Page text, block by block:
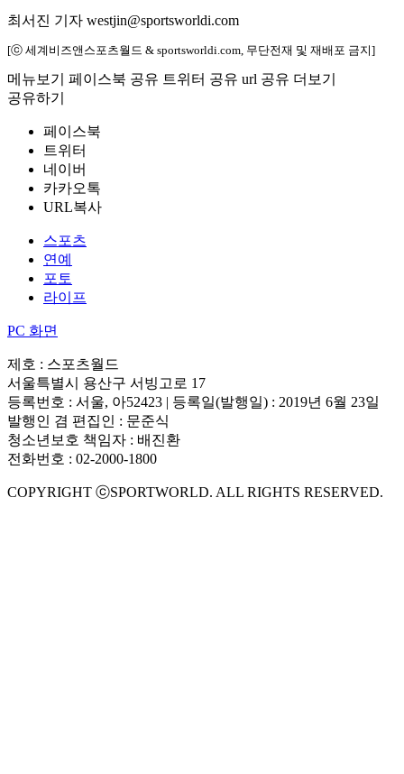
최서진 기자 westjin@sportsworldi.com
[ⓒ 세계비즈앤스포츠월드 & sportsworldi.com, 무단전재 및 재배포 금지]
메뉴보기 페이스북 공유 트위터 공유 url 공유 더보기
공유하기
페이스북
트위터
네이버
카카오톡
URL복사
스포츠
연예
포토
라이프
PC 화면
제호 : 스포츠월드
서울특별시 용산구 서빙고로 17
등록번호 : 서울, 아52423 | 등록일(발행일) : 2019년 6월 23일
발행인 겸 편집인 : 문준식
청소년보호 책임자 : 배진환
전화번호 : 02-2000-1800
COPYRIGHT ⓒSPORTWORLD. ALL RIGHTS RESERVED.